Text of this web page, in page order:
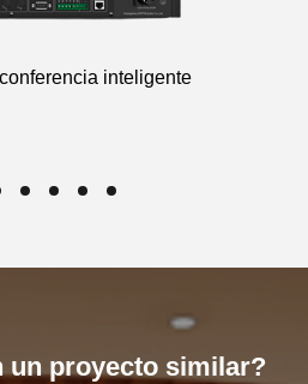
inteligente
un proyecto similar?